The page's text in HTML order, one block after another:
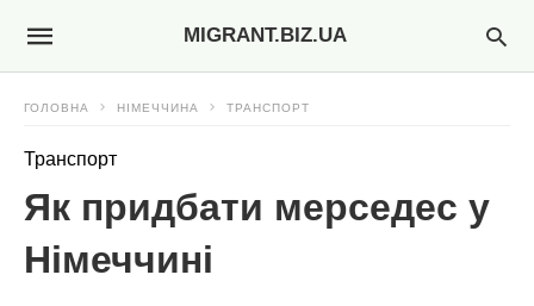
MIGRANT.BIZ.UA
ГОЛОВНА НІМЕЧЧИНА ТРАНСПОРТ
Транспорт
Як придбати мерседес у
Німеччині